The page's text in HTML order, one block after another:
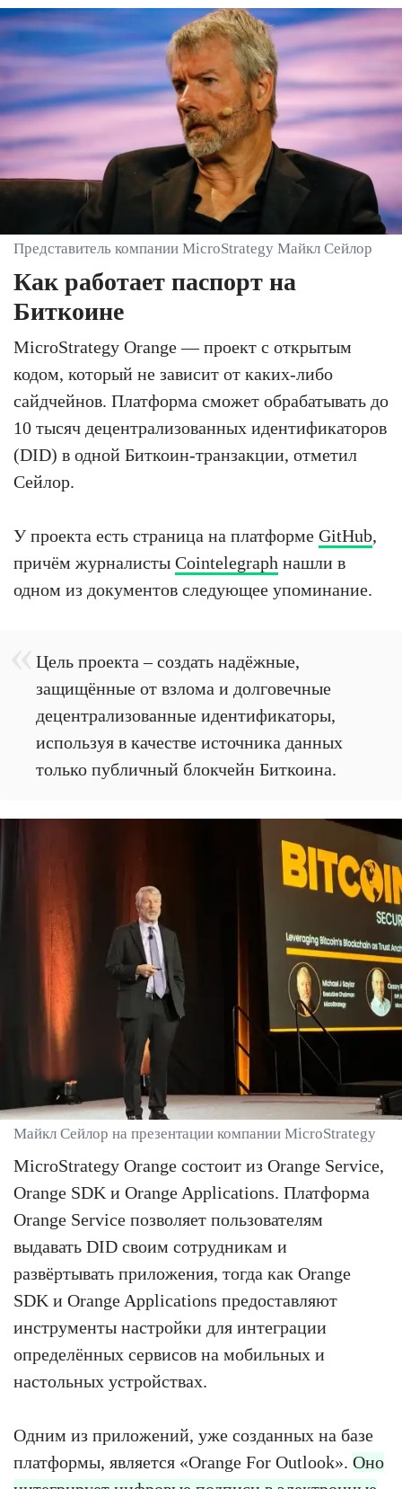
Представитель компании MicroStrategy Майкл Сейлор
Как работает паспорт на
Биткоине
MicroStrategy Orange — проект с открытым
кодом, который не зависит от каких-либо
сайдчейнов. Платформа сможет обрабатывать до
10 тысяч децентрализованных идентификаторов
(DID) в одной Биткоин-транзакции, отметил
Сейлор.
У проекта есть страница на платформе GitHub,
причём журналисты Cointelegraph нашли в
одном из документов следующее упоминание.
Цель проекта – создать надёжные,
защищённые от взлома и долговечные
децентрализованные идентификаторы,
используя в качестве источника данных
только публичный блокчейн Биткоина.
Майкл Сейлор на презентации компании MicroStrategy
MicroStrategy Orange состоит из Orange Service,
Orange SDK и Orange Applications. Платформа
Orange Service позволяет пользователям
выдавать DID своим сотрудникам и
развёртывать приложения, тогда как Orange
SDK и Orange Applications предоставляют
инструменты настройки для интеграции
определённых сервисов на мобильных и
настольных устройствах.
Одним из приложений, уже созданных на базе
платформы, является «Orange For Outlook». Оно